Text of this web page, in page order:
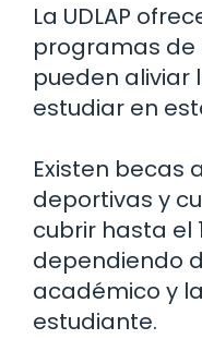
La UDLAP
programas de
pueden aliviar
estudiar en
Existen becas
deportivas y
cubrir hasta el
dependiendo
académico y
estudiante.